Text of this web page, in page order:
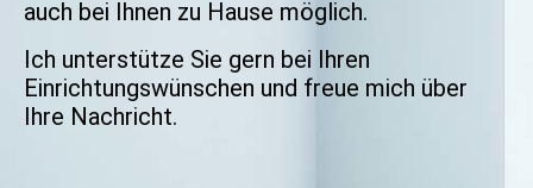
auch bei Ihnen zu Hause möglich.
Ich unterstütze Sie gern bei Ihren
Einrichtungswünschen und freue mich über
Ihre Nachricht.